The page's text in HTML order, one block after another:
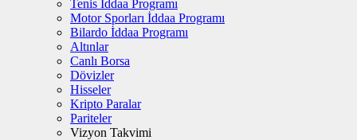
Tenis İddaa Programı
Motor Sporları İddaa Programı
Bilardo İddaa Programı
Altınlar
Canlı Borsa
Dövizler
Hisseler
Kripto Paralar
Pariteler
Vizyon Takvimi